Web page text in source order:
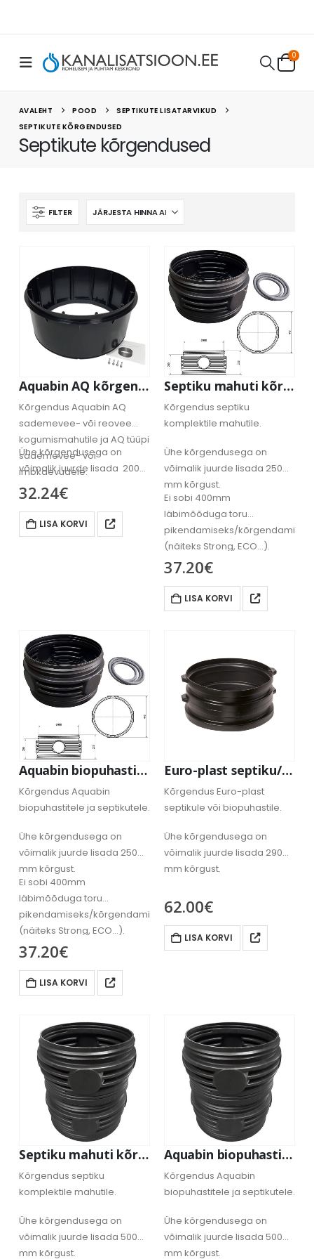
0
AVALEHT POOD
SEPTIKUTE LISATARVIKUD
SEPTIKUTE KÕRGENDUSED
Septikute kõrgendused
FILTER
Aquabin AQ kõrgendus D400, H200
Kõrgendus Aquabin AQ
sademevee- või reovee
kogumismahutile ja AQ tüüpi
sademevee- või
imbkaevudele.
Ühe kõrgendusega on
võimalik juurde lisada 200
mm kõrgust.
32.24€
LISA KORVI
Septiku mahuti kõrgendus 25 cm
Kõrgendus septiku
komplektile mahutile.
Ühe kõrgendusega on
võimalik juurde lisada 250
mm kõrgust.
Ei sobi 400mm
läbimõõduga toru
pikendamiseks/
(näiteks Strong, ECO…).
37.20€
LISA KORVI
Aquabin biopuhasti ja septiku kõrgendus 25 cm
Kõrgendus Aquabin
biopuhastitele ja septikutele.
Ühe kõrgendusega on
võimalik juurde lisada 250
mm kõrgust.
Ei sobi 400mm
läbimõõduga toru
pikendamiseks/kõrgendamiseks
(näiteks Strong, ECO…).
37.20€
LISA KORVI
Euro-plast septiku/biopuhasti kõrgendus 29cm
Kõrgendus Euro-plast
septikule või biopuhastile.
Ühe kõrgendusega on
võimalik juurde lisada 290
mm kõrgust.
62.00€
LISA KORVI
Septiku mahuti kõrgendus 50 cm
Kõrgendus septiku
komplektile mahutile.
Ühe kõrgendusega on
võimalik juurde lisada 500
mm kõrgust.
Aquabin biopuhasti ja septiku kõrgendus 50 cm
Kõrgendus Aquabin
biopuhastitele ja septikutele.
Ühe kõrgendusega on
võimalik juurde lisada 500
mm kõrgust.